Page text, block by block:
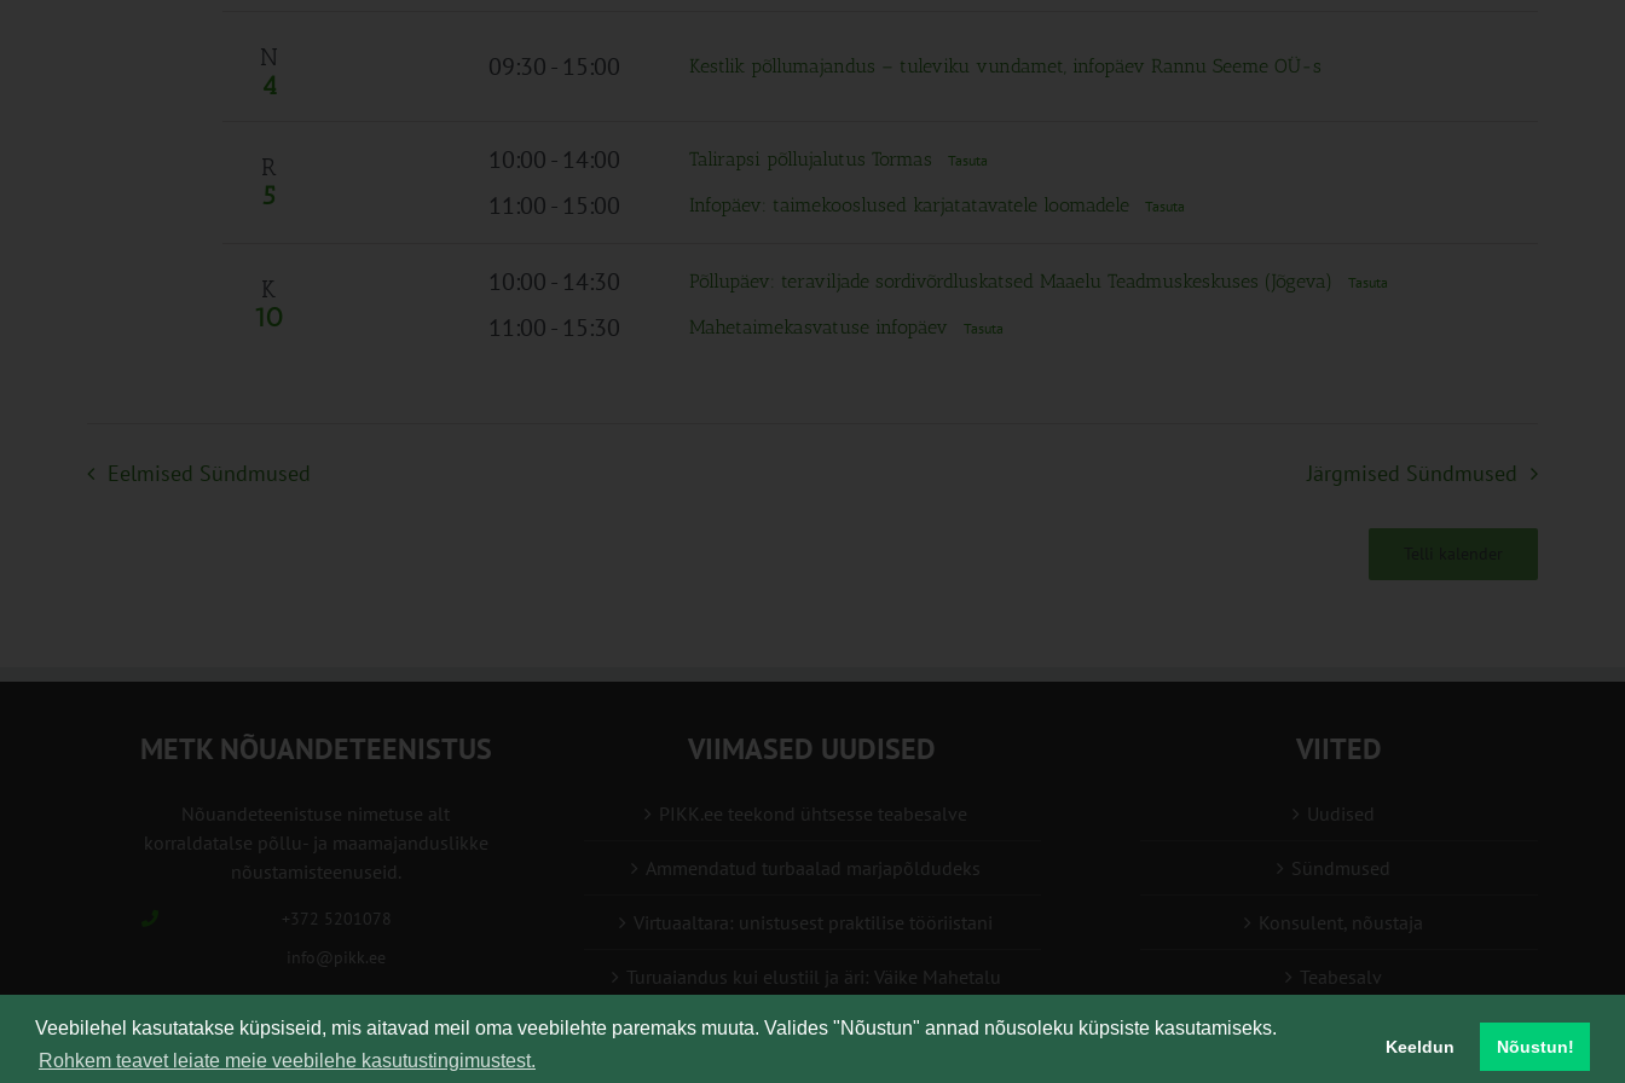
Veebilehel kasutatakse küpsiseid, mis aitavad meil oma veebilehte paremaks muuta. Valides "Nõustun" annad nõusoleku küpsiste kasutamiseks.
Rohkem teavet leiate meie veebilehe kasutustingimustest.
Keeldun Nõustun!
N
4
09:30- 15:00 Kestlik põllumajandus – tuleviku vundamet, infopäev Rannu Seeme OÜ-s
R
5
10:00- 14:00 Talirapsi põllujalutus Tormas Tasuta
11:00- 15:00 Infopäev: taimekooslused karjatatavatele loomadele Tasuta
K
10
10:00- 14:30 Põllupäev: teraviljade sordivõrdluskatsed Maaelu Teadmuskeskuses (Jõgeva) Tasuta
11:00- 15:30 Mahetaimekasvatuse infopäev Tasuta
Eelmised Sündmused Järgmised Sündmused
METK NÕUANDETEENISTUS
Nõuandeteenistuse nimetuse alt
korraldatalse põllu- ja maamajanduslikke
nõustamisteenuseid.
+372 5201078
info@pikk.ee
Kirjuta meile!
VIIMASED UUDISED
PIKK.ee teekond ühtsesse teabesalve
Ammendatud turbaalad marjapõldudeks
Virtuaaltara: unistusest praktilise tööriistani
Turuaiandus kui elustiil ja äri: Väike Mahetalu
Vähemaga rohkem: kuidas digilahendused aitavad
VIITED
Uudised
Sündmused
Konsulent, nõustaja
Teabesalv
Liitu uudiskirjaga